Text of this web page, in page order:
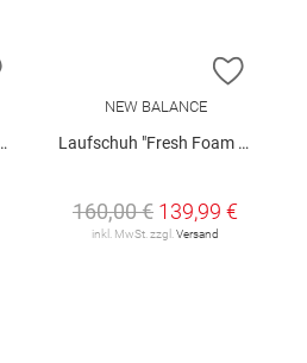
ZUR WUNSCHLISTE HINZUFÜGEN
ZUR
NEW BALANCE
Laufschuh "Fresh Foam X 880v15"
160,00 € 139,99 €
inkl. MwSt. zzgl. Versand